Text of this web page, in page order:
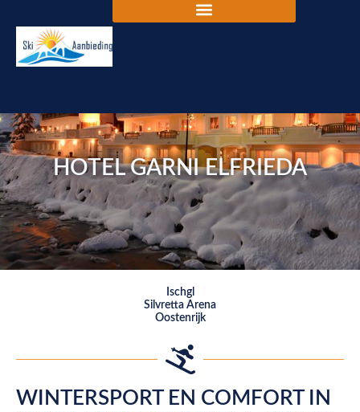
HOTEL GARNI ELFRIEDA
Ischgl
Silvretta Arena
Oostenrijk
WINTERSPORT EN COMFORT IN